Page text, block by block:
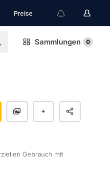
Preise
Sammlungen 0
Gebrauch mit